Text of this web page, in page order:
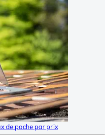
de poche par prix